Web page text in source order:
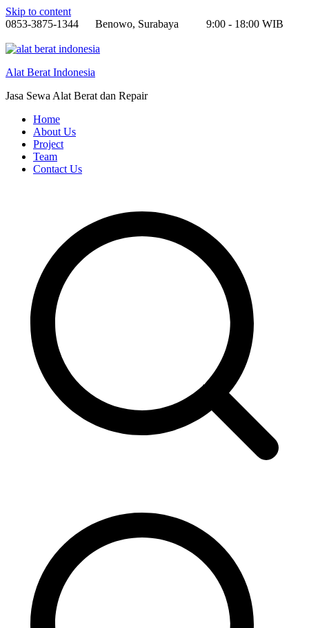
Skip to content
0853-3875-1344
Benowo, Surabaya 9:00 - 18:00 WIB
Alat Berat Indonesia
Jasa Sewa Alat Berat dan Repair
Home
About Us
Project
Team
Contact Us